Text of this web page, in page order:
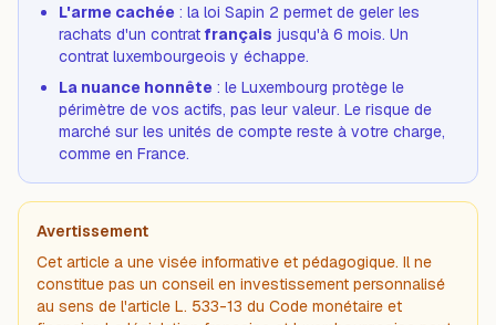
L'arme cachée : la loi Sapin 2 permet de geler les
rachats d'un contrat français jusqu'à 6 mois. Un
contrat luxembourgeois y échappe.
La nuance honnête : le Luxembourg protège le
périmètre de vos actifs, pas leur valeur. Le risque de
marché sur les unités de compte reste à votre charge,
comme en France.
Avertissement
Cet article a une visée informative et pédagogique. Il ne
constitue pas un conseil en investissement personnalisé
au sens de l'article L. 533-13 du Code monétaire et